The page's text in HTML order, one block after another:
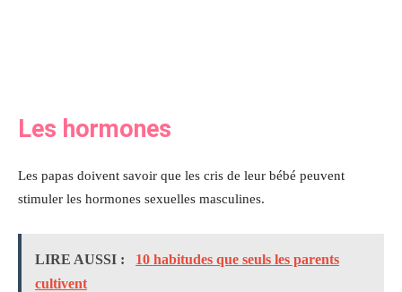
Les hormones
Les papas doivent savoir que les cris de leur bébé peuvent
stimuler les hormones sexuelles masculines.
LIRE AUSSI :
10 habitudes que seuls les parents
cultivent